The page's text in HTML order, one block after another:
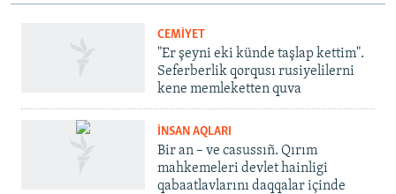
CEMİYET
"Er şeyni eki künde taşlap kettim".
Seferberlik qorqusı rusiyelilerni
kene memleketten quva
İNSAN AQLARI
Bir an – ve casussıñ. Qırım
mahkemeleri devlet hainligi
qabaatlavlarını daqqalar içinde